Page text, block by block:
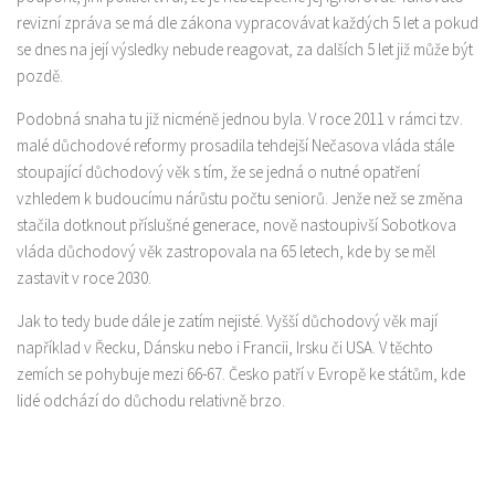
revizní zpráva se má dle zákona vypracovávat každých 5 let a pokud
se dnes na její výsledky nebude reagovat, za dalších 5 let již může být
pozdě.
Podobná snaha tu již nicméně jednou byla. V roce 2011 v rámci tzv.
malé důchodové reformy prosadila tehdejší Nečasova vláda stále
stoupající důchodový věk s tím, že se jedná o nutné opatření
vzhledem k budoucímu nárůstu počtu seniorů. Jenže než se změna
stačila dotknout příslušné generace, nově nastoupivší Sobotkova
vláda důchodový věk zastropovala na 65 letech, kde by se měl
zastavit v roce 2030.
Jak to tedy bude dále je zatím nejisté. Vyšší důchodový věk mají
například v Řecku, Dánsku nebo i Francii, Irsku či USA. V těchto
zemích se pohybuje mezi 66-67. Česko patří v Evropě ke státům, kde
lidé odchází do důchodu relativně brzo.